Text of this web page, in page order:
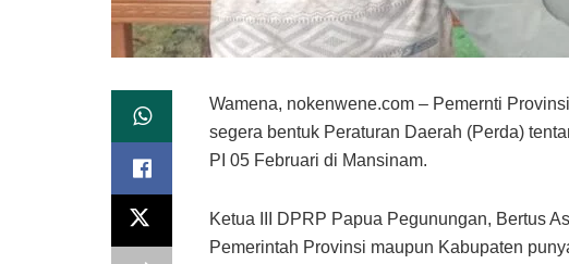
Wamena, nokenwene.com – Pemernti
segera bentuk Peraturan Daerah (Perda)
PI 05 Februari di Mansinam.
Ketua III DPRP Papua Pegunungan, Bertus
Pemerintah Provinsi maupun Kabupaten